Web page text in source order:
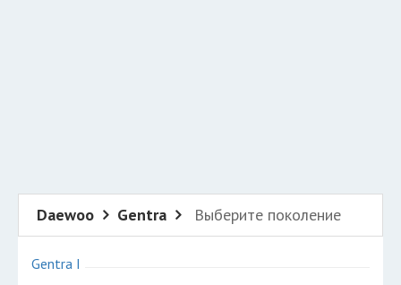
Daewoo Gentra Выберите поколение
Gentra I